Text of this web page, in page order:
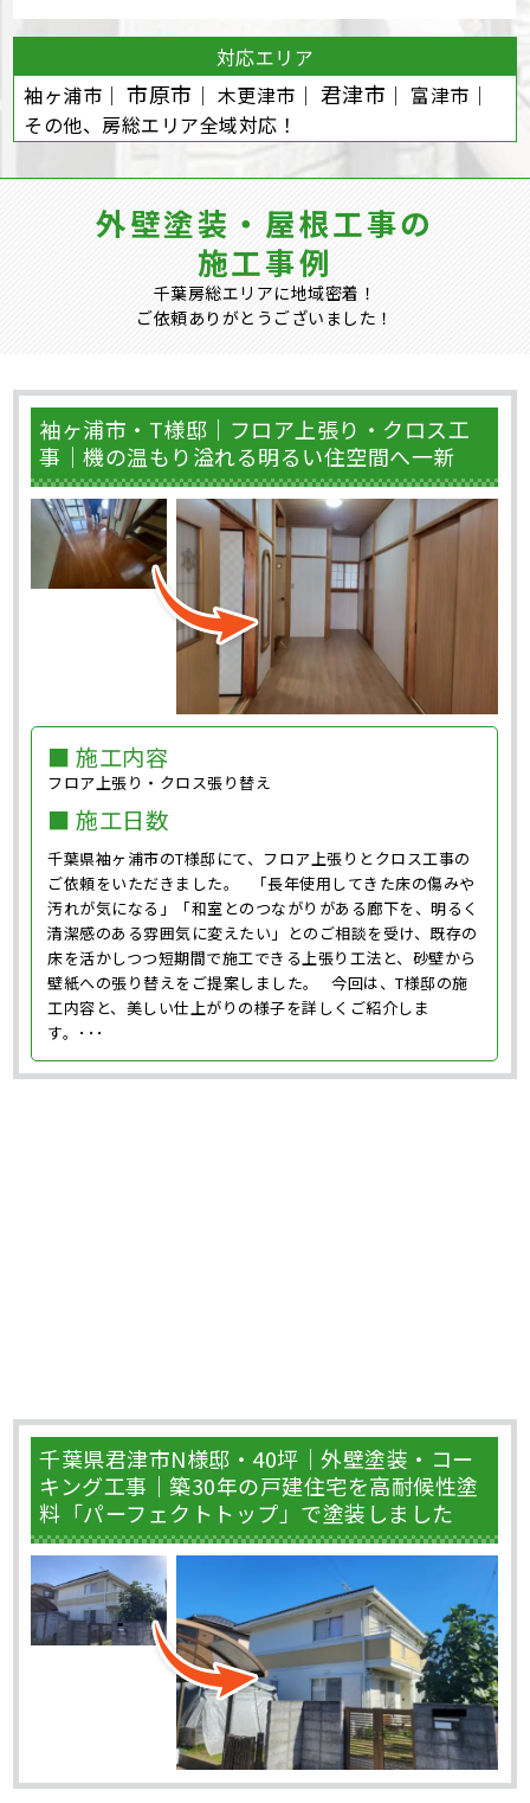
対応エリア
袖ヶ浦市｜市原市 ｜ 木更津市｜ 君津市 ｜ 富津市｜
その他、房総エリア全域対応！
外壁塗装・屋根工事の
施工事例
千葉房総エリアに地域密着！
ご依頼ありがとうございました！
袖ヶ浦市・T様邸｜フロア上張り・クロス工
事｜機の温もり溢れる明るい住空間へ一新
■ 施工内容
フロア上張り・クロス張り替え
■ 施工日数
千葉県袖ヶ浦市のT様邸にて、フロア上張りとクロス工事の
ご依頼をいただきました。 「長年使用してきた床の傷みや
汚れが気になる」「和室とのつながりがある廊下を、明るく
清潔感のある雰囲気に変えたい」とのご相談を受け、既存の
床を活かしつつ短期間で施工できる上張り工法と、砂壁から
壁紙への張り替えをご提案しました。 今回は、T様邸の施
工内容と、美しい仕上がりの様子を詳しくご紹介しま
す。･･･
千葉県君津市N様邸・40坪｜外壁塗装・コー
キング工事｜築30年の戸建住宅を高耐候性塗
料「パーフェクトトップ」で塗装しました